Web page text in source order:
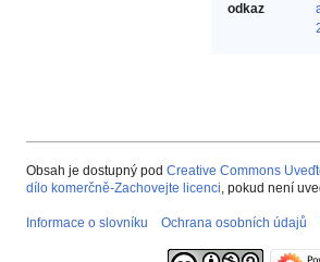
odkaz
Obsah je dostupný pod Creative Commons
dílo komerčně-Zachovejte licenci, pokud není
Informace o slovníku Ochrana osobních údajů